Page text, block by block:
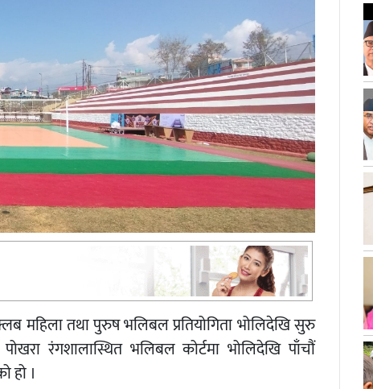
क्लब महिला तथा पुरुष भलिबल प्रतियोगिता भोलिदेखि सुरु
रंगशालास्थित भलिबल कोर्टमा भोलिदेखि पाँचौं
हो ।